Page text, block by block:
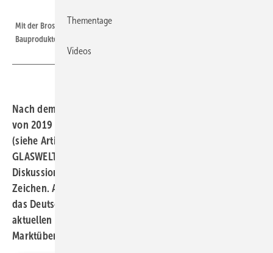
Mit der Broschüre werden alle Schritte für den Hersteller erklärt, um EU
Bauprodukte sicher in Verkehr zu bringen.
Nach dem Bekanntwerden der delegierten Verordnung
von 2019 zu den Leistungsklassen gegenüber Windlasten
(siehe Artikel ”Ein kleines Durcheinander in der
GLASWELT 11/21) gab es in der R+S Branche viele
Diskussionen um das damit verbundene Thema CE-
Zeichen. Auch die richtige Anwendung des α-Wertes hat
das Deutsche Institut für Bautechnik (DIBt) durch die
aktuellen Erkenntnisse der verstärkten
Marktüberwachung in 2022 gerade gerückt.
Thementage
Videos